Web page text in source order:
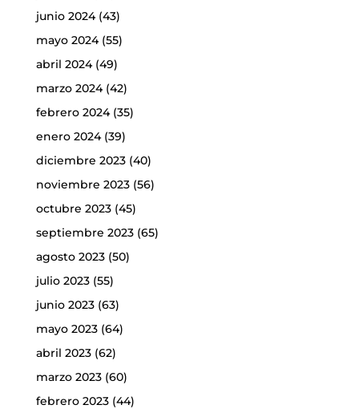
junio 2024(43)
mayo 2024(55)
abril 2024(49)
marzo 2024(42)
febrero 2024(35)
enero 2024(39)
diciembre 2023(40)
noviembre 2023(56)
octubre 2023(45)
septiembre 2023(65)
agosto 2023(50)
julio 2023(55)
junio 2023(63)
mayo 2023(64)
abril 2023(62)
marzo 2023(60)
febrero 2023(44)